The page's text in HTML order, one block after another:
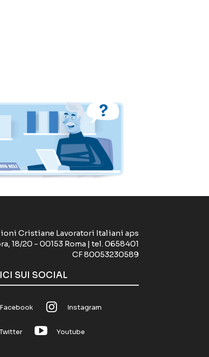
Cristiane Lavoratori Italiani aps
18/20 - 00153 Roma | tel. 0658401
CF 80053230589
SUI SOCIAL
Facebook Instagram
Twitter Youtube